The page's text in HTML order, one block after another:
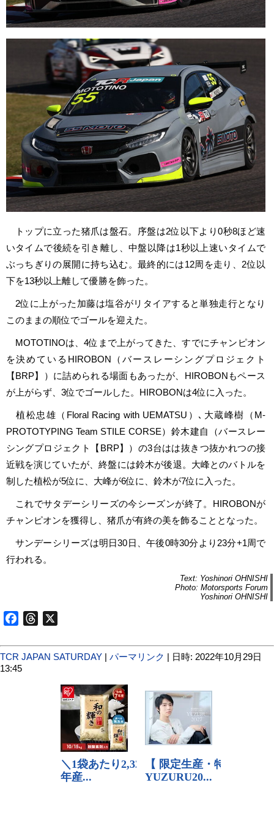
トップに立った猪爪は盤石。序盤は2位以下より0秒8ほど速
いタイムで後続を引き離し、中盤以降は1秒以上速いタイムで
ぶっちぎりの展開に持ち込む。最終的には12周を走り、2位以
下を13秒以上離して優勝を飾った。
2位に上がった加藤は塩谷がリタイアすると単独走行となり
このままの順位でゴールを迎えた。
MOTOTINOは、4位まで上がってきた、すでにチャンピオン
を決めているHIROBON（バースレーシングプロジェクト
【BRP】）に詰められる場面もあったが、HIROBONもペース
が上がらず、3位でゴールした。HIROBONは4位に入った。
植松忠雄（Floral Racing with UEMATSU）､大蔵峰樹（M-
PROTOTYPING Team STILE CORSE）鈴木建自（バースレー
シングプロジェクト【BRP】）の3台はは抜きつ抜かれつの接
近戦を演じていたが、終盤には鈴木が後退。大峰とのバトルを
制した植松が5位に、大峰が6位に、鈴木が7位に入った。
これでサタデーシリーズの今シーズンが終了。HIROBONが
チャンピオンを獲得し、猪爪が有終の美を飾ることとなった。
サンデーシリーズは明日30日、午後0時30分より23分+1周で
行われる。
Text: Yoshinori OHNISHI
Photo: Motorsports Forum
Yoshinori OHNISHI
FacebookThreads
TCR JAPAN SATURDAY | パーマリンク | 日時: 2022年10月29日
13:45